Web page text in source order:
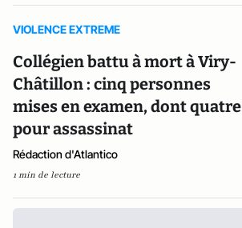
VIOLENCE EXTREME
Collégien battu à mort à Viry-
Châtillon : cinq personnes
mises en examen, dont quatre
pour assassinat
Rédaction d'Atlantico
1 min de lecture